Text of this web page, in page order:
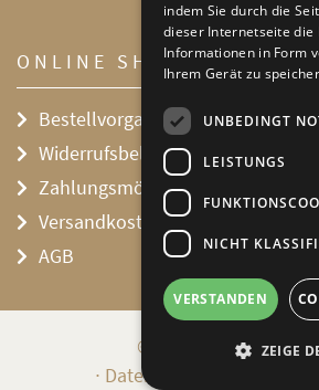
ONLINE SHOP
Bestellvorgang
Widerrufsbelehrung
Zahlungsmöglichkeiten
Versandkosten
AGB
© 2026 Stiftung
∙ Datenschutzerklärung
indem Sie durch die
dieser Internetseite die
Informationen in Form
Ihrem Gerät zu
UNBEDINGT
LEISTUNGS
NICHT
VERSTANDEN
ZEIGE